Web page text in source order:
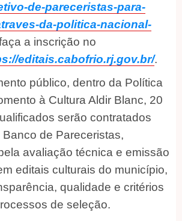
de-pareceristas-para-
da-politica-nacional-
a inscrição no
editais.cabofrio.rj.gov.br/.
público, dentro da Política
à Cultura Aldir Blanc, 20
serão contratados
de Pareceristas,
avaliação técnica e emissão
editais culturais do município,
qualidade e critérios
de seleção.